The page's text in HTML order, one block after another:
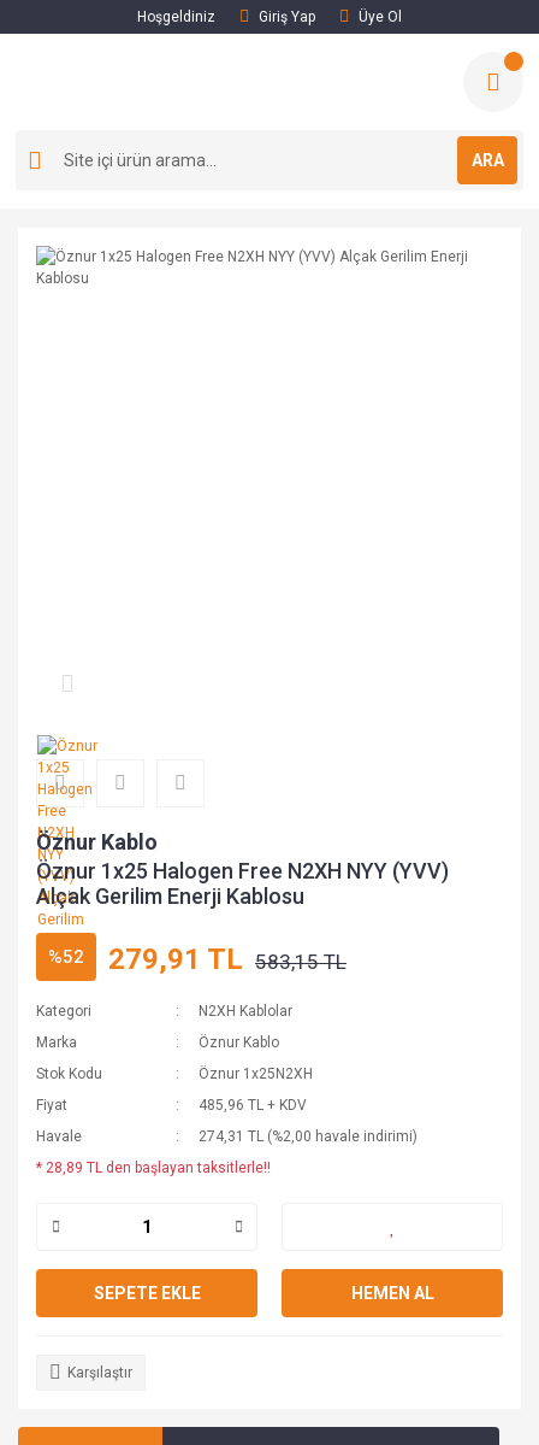
Hoşgeldiniz Giriş Yap Üye Ol
ARA
Öznur Kablo
Öznur 1x25 Halogen Free N2XH NYY (YVV)
Alçak Gerilim Enerji Kablosu
%52 279,91 TL 583,15 TL
Kategori
N2XH Kablolar
Marka
Öznur Kablo
Stok Kodu
Öznur 1x25N2XH
Fiyat
485,96 TL + KDV
Havale
274,31 TL (%2,00 havale indirimi)
* 28,89 TL den başlayan taksitlerle!!
SEPETE EKLE HEMEN AL
Karşılaştır